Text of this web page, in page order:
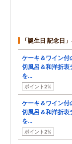
「誕生日 記念日
ケーキ＆ワイン付
切風呂＆和洋折衷
を…
ポイント2%
ケーキ＆ワイン付
切風呂＆和洋折衷
を…
ポイント2%